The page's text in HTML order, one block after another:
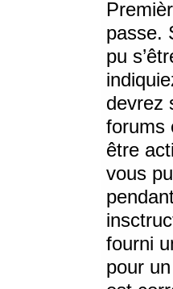
passe.
pu
devrez
forums
être
vous
fourni
pour